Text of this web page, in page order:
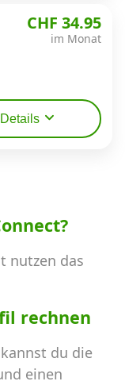
CHF 34.95
im Monat
Details
nutzen das
rechnen
du die
einen